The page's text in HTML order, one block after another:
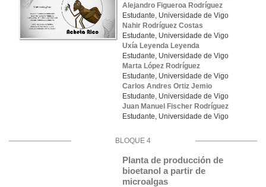
Alejandro Figueroa Rodríguez
Estudante, Universidade de Vigo
Nahir Rodríguez Costas
Estudante, Universidade de Vigo
Uxía Leyenda Leyenda
Estudante, Universidade de Vigo
Marta López Rodríguez
Estudante, Universidade de Vigo
Carlos Andres Ortiz Jemio
Estudante, Universidade de Vigo
Juan Manuel Fischer Rodríguez
Estudante, Universidade de Vigo
BLOQUE 4
Planta de producción de
bioetanol a partir de
microalgas